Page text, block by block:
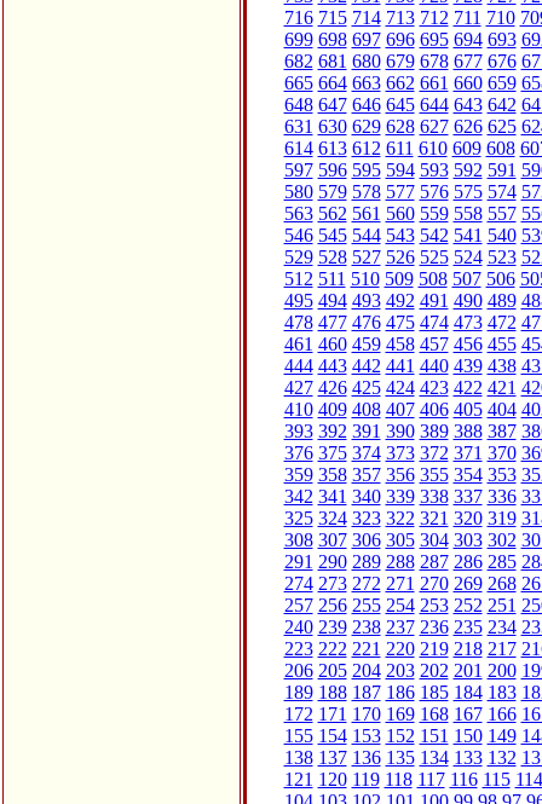
716 715 714 713 712 711 710
699 698 697 696 695 694 693
682 681 680 679 678 677 676
665 664 663 662 661 660 659
648 647 646 645 644 643 642
631 630 629 628 627 626 625
614 613 612 611 610 609 608
597 596 595 594 593 592 591
580 579 578 577 576 575 574
563 562 561 560 559 558 557
546 545 544 543 542 541 540
529 528 527 526 525 524 523
512 511 510 509 508 507 506
495 494 493 492 491 490 489
478 477 476 475 474 473 472
461 460 459 458 457 456 455
444 443 442 441 440 439 438
427 426 425 424 423 422 421
410 409 408 407 406 405 404
393 392 391 390 389 388 387
376 375 374 373 372 371 370
359 358 357 356 355 354 353
342 341 340 339 338 337 336
325 324 323 322 321 320 319
308 307 306 305 304 303 302
291 290 289 288 287 286 285
274 273 272 271 270 269 268
257 256 255 254 253 252 251
240 239 238 237 236 235 234
223 222 221 220 219 218 217
206 205 204 203 202 201 200
189 188 187 186 185 184 183
172 171 170 169 168 167 166
155 154 153 152 151 150 149
138 137 136 135 134 133 132
121 120 119 118 117 116 115 114